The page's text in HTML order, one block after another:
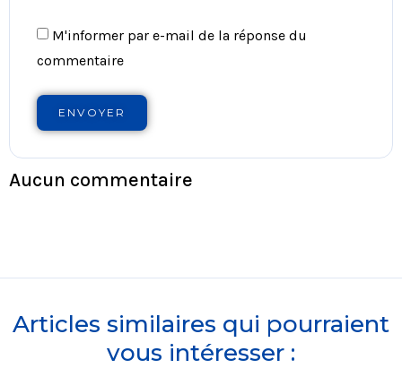
M'informer par e-mail de la réponse du
commentaire
ENVOYER
Aucun commentaire
Articles similaires qui pourraient
vous intéresser :